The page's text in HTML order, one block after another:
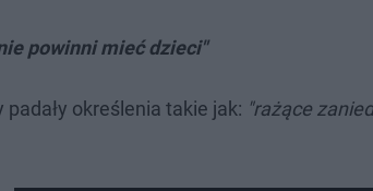
powinni mieć dzieci"
określenia takie jak: "rażące